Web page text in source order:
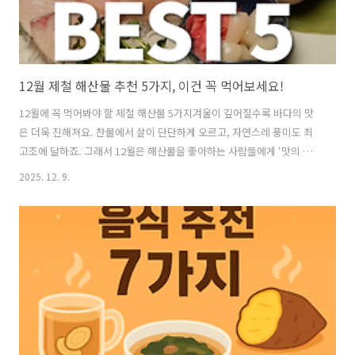
12월 제철 해산물 추천 5가지, 이건 꼭 먹어보세요!
12월에 꼭 먹어봐야 할 제철 해산물 5가지겨울이 깊어질수록 바다의 맛
은 더욱 진해져요. 찬물에서 살이 단단하게 오르고, 자연스레 풍미도 최
고조에 달하죠. 그래서 12월은 해산물을 좋아하는 사람들에게 ‘맛의 절
정기’라고 불릴 만큼 특별한 계절이에요. 영양도 풍부해서, 추운 날씨로
번 달은 지방이 오른 생선과 속살이 꽉 찬 갑각류까지 골고루 제철을 맞
기 때문에 어떤 메뉴를 골라도 만족스러운 한 끼가 돼요.12월에 꼭 먹어
야 할 해산물 TOP 5● 방어겨울 방어 맛은 그야말로 ‘미쳤다’는 말이 절
로 나와요. 12월이 되면 지방이 절정에 올라 고소함, 단맛, 풍미가 완벽한
조화를 이루거든요. 윤기 도는 살결이 입안에서 사르르 녹아 회로 먹..
2025. 12. 9.